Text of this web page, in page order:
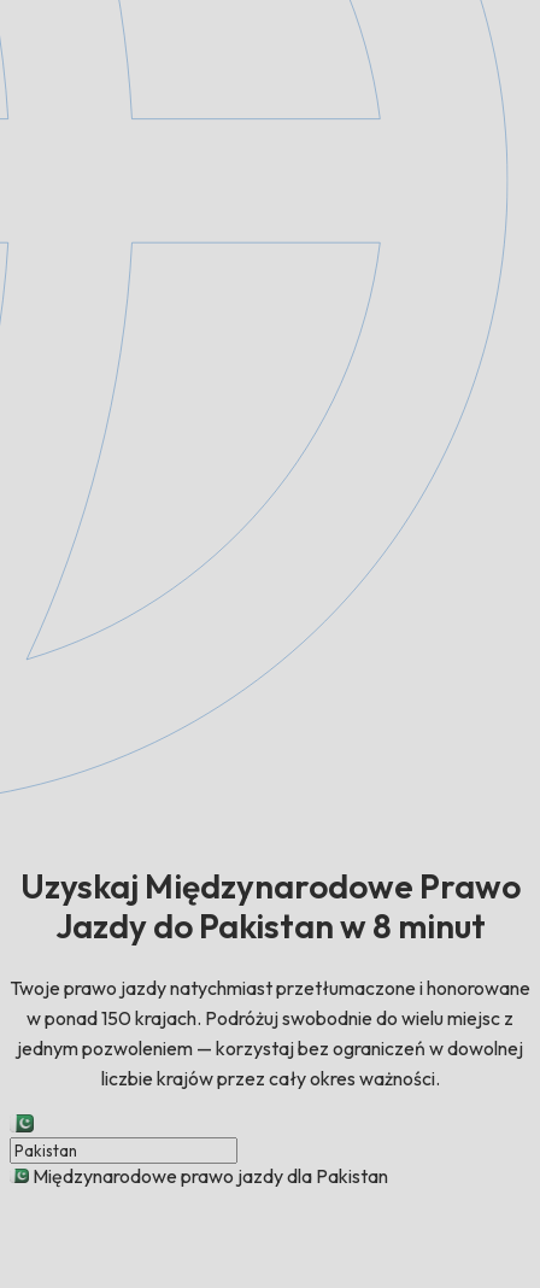
Uzyskaj Międzynarodowe Prawo
Jazdy do Pakistan w 8 minut
Twoje prawo jazdy natychmiast przetłumaczone i honorowane
w ponad 150 krajach. Podróżuj swobodnie do wielu miejsc z
jednym pozwoleniem — korzystaj bez ograniczeń w dowolnej
liczbie krajów przez cały okres ważności.
Międzynarodowe prawo jazdy dla Pakistan